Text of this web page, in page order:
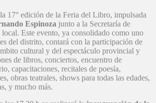
17° edición de la Feria del Libro, impulsada
Espinoza junto a la Secretaría de
Este evento, ya consolidado como uno
del distrito, contará con la participación de
cultural y del espectáculo provincial y
de libros, conciertos, encuentro de
capacitaciones, recitales de poesía,
obras teatrales, shows para todas las edades,
y mucho más.